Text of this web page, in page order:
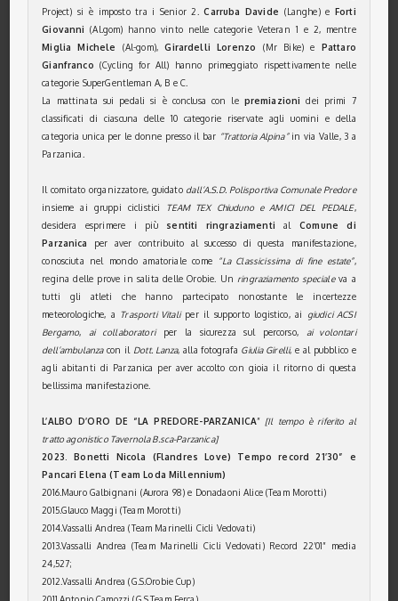
Project) si è imposto tra i Senior 2.Carruba Davide (Langhe) eForti
Giovanni (Al.gom) hanno vinto nelle categorie Veteran 1 e 2, mentre
Miglia Michele
(Al-gom),Girardelli Lorenzo (Mr Bike) e Pattaro
Gianfranco (Cycling for All) hanno primeggiato rispettivamente nelle
categorie SuperGentleman A, B e C.
La mattinata sui pedali si è conclusa con le premiazioni dei primi 7
classificati di ciascuna delle 10 categorie riservate agli uomini e della
categoria unica per le donne presso il bar “Trattoria Alpina”in via Valle, 3 a
Parzanica.
Il comitato organizzatore, guidato dall’A.S.D. Polisportiva Comunale Predore
insieme ai gruppi ciclistici TEAM TEX Chiuduno e AMICI DEL PEDALE,
desidera esprimere i più sentiti ringraziamenti alComune di
Parzanica
per aver contribuito al successo di questa manifestazione,
conosciuta nel mondo amatoriale come
“La Classicissima di fine estate”,
regina delle prove in salita delle Orobie. Un ringraziamento specialeva a
tutti gli atleti che hanno partecipato nonostante le incertezze
meteorologiche, a Trasporti Vitaliper il supporto logistico, ai
giudici ACSI
Bergamo,ai collaboratoriper la sicurezza sul percorso, ai volontari
dell’ambulanzacon il Dott. Lanza, alla fotografa Giulia Girelli, e al pubblico e
agli abitanti di Parzanica per aver accolto con gioia il ritorno di questa
bellissima manifestazione.
L’ALBO D’ORO DE “LA PREDORE-PARZANICA” [Il tempo è riferito al
tratto agonistico Tavernola B.sca-Parzanica]
2023. Bonetti Nicola (Flandres Love) Tempo record 21’30” e
Pancari Elena (Team Loda Millennium)
2016.Mauro Galbignani (Aurora 98) e Donadaoni Alice (Team Morotti)
2015.Glauco Maggi (Team Morotti)
2014.Vassalli Andrea (Team Marinelli Cicli Vedovati)
2013.Vassalli Andrea (Team Marinelli Cicli Vedovati) Record 22’01” media
24,527;
2012.Vassalli Andrea (G.S.Orobie Cup)